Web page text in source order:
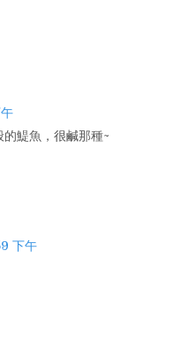
鯷魚，很鹹那種~
下午